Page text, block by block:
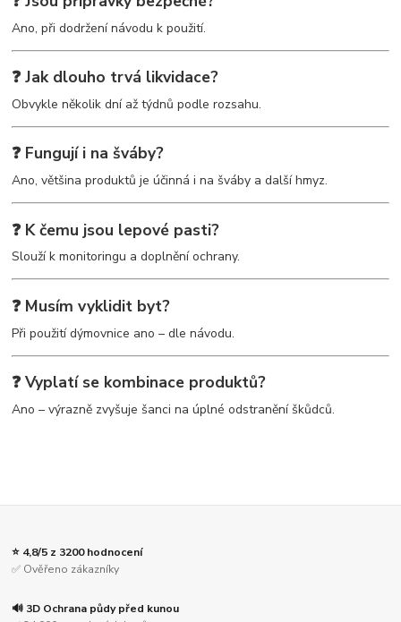
Ano, při dodržení návodu k použití.
❓ Jak dlouho trvá likvidace?
Obvykle několik dní až týdnů podle rozsahu.
❓ Fungují i na šváby?
Ano, většina produktů je účinná i na šváby a další hmyz.
❓ K čemu jsou lepové pasti?
Slouží k monitoringu a doplnění ochrany.
❓ Musím vyklidit byt?
Při použití dýmovnice ano – dle návodu.
❓ Vyplatí se kombinace produktů?
Ano – výrazně zvyšuje šanci na úplné odstranění škůdců.
⭐ 4,8/5 z 3200 hodnocení
✅ Ověřeno zákazníky
🔊 3D Ochrana půdy před kunou